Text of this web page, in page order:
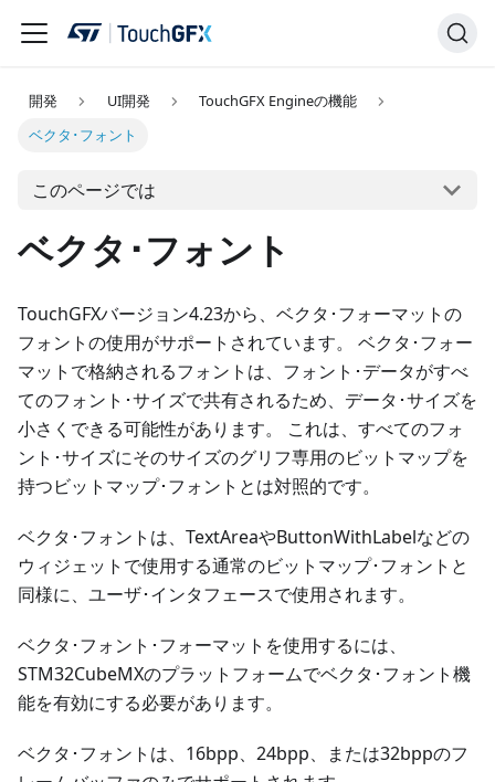
開発 UI開発
TouchGFX Engineの機能
ベクタ･フォント
このページでは
ベクタ･フォント
TouchGFXバージョン4.23から、ベクタ･フォーマットの
フォントの使用がサポートされています。 ベクタ･フォー
マットで格納されるフォントは、フォント･データがすべ
てのフォント･サイズで共有されるため、データ･サイズを
小さくできる可能性があります。 これは、すべてのフォ
ント･サイズにそのサイズのグリフ専用のビットマップを
持つビットマップ･フォントとは対照的です。
ベクタ･フォントは、TextAreaやButtonWithLabelなどの
ウィジェットで使用する通常のビットマップ･フォントと
同様に、ユーザ･インタフェースで使用されます。
ベクタ･フォント･フォーマットを使用するには、
STM32CubeMXのプラットフォームでベクタ･フォント機
能を有効にする必要があります。
ベクタ･フォントは、16bpp、24bpp、または32bppのフ